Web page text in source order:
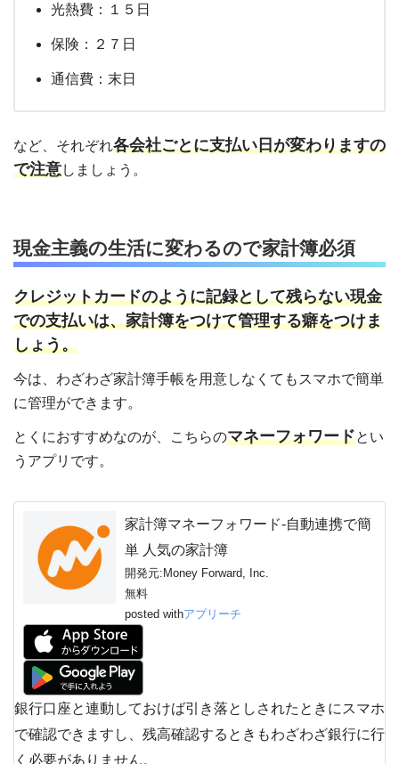
光熱費：１５日
保険：２７日
通信費：末日
など、それぞれ各会社ごとに支払い日が変わりますの
で注意しましょう。
現金主義の生活に変わるので家計簿必須
クレジットカードのように記録として残らない現金
での支払いは、家計簿をつけて管理する癖をつけま
しょう。
今は、わざわざ家計簿手帳を用意しなくてもスマホで簡単
に管理ができます。
とくにおすすめなのが、こちらのマネーフォワードとい
うアプリです。
家計簿マネーフォワード-自動連携で簡
単 人気の家計簿
開発元: Money Forward, Inc.
無料
posted withアプリーチ
銀行口座と連動しておけば引き落としされたときにスマホ
で確認できますし、残高確認するときもわざわざ銀行に行
く必要がありません。